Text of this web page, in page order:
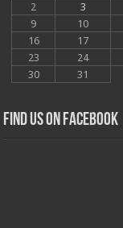
2
3
9
10
16
17
23
24
30
31
Find us on Facebook